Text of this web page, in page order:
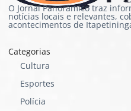
O Jornal Panorâmico traz
notícias locais e relevantes,
acontecimentos de
Categorias
Cultura
Esportes
Polícia